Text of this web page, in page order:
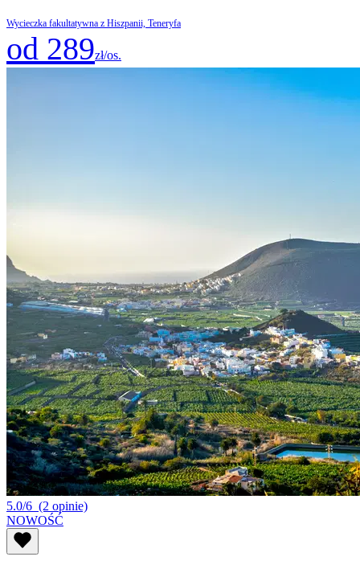
Wycieczka fakultatywna z Hiszpanii, Teneryfa
od 289zł/os.
5.0/6 (2 opinie)
NOWOŚĆ